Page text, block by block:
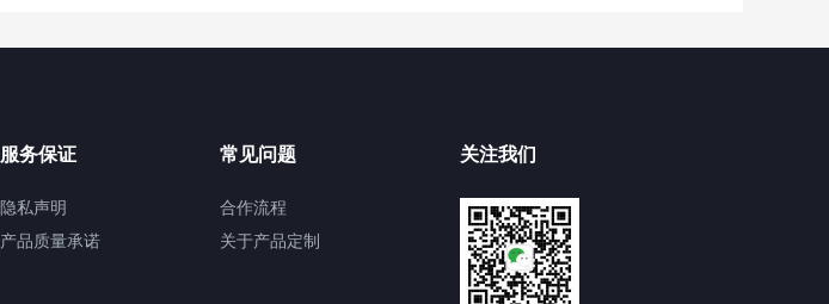
服务保证
隐私声明
产品质量承诺
常见问题
合作流程
关于产品定制
关注我们